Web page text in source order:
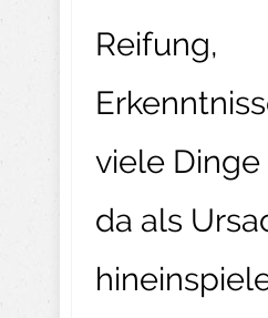
Reifung,
viele Dinge
da als